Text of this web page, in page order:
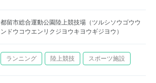
都留市総合運動公園陸上競技場（ツルシソウゴウウ
ンドウコウエンリクジヨウキヨウギジヨウ）
ランニング 陸上競技 スポーツ施設